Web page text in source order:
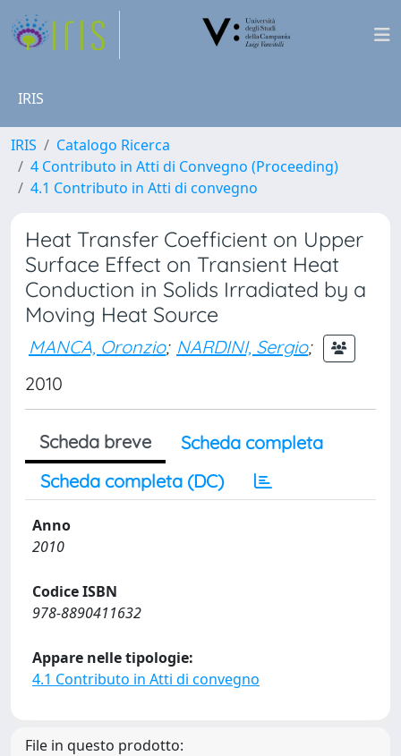
IRIS
IRIS
Catalogo Ricerca
4 Contributo in Atti di Convegno (Proceeding)
4.1 Contributo in Atti di convegno
Heat Transfer Coefficient on Upper
Surface Effect on Transient Heat
Conduction in Solids Irradiated by a
Moving Heat Source
MANCA, Oronzio; NARDINI, Sergio;
2010
Scheda breve
Scheda completa
Scheda completa (DC)
Anno
2010
Codice ISBN
978-8890411632
Appare nelle tipologie:
4.1 Contributo in Atti di convegno
File in questo prodotto: